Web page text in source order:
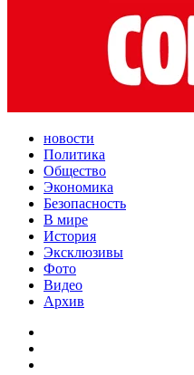
новости
Политика
Общество
Экономика
Безопасность
В мире
История
Эксклюзивы
Фото
Видео
Архив